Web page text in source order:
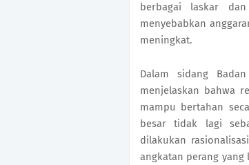
berbagai laskar
menyebabkan
meningkat.
Dalam sidang
menjelaskan bahwa
mampu bertahan
besar tidak lagi
dilakukan
angkatan perang